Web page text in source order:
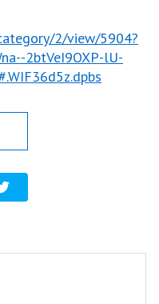
2/view/5904?
2btVeI9OXP-lU-